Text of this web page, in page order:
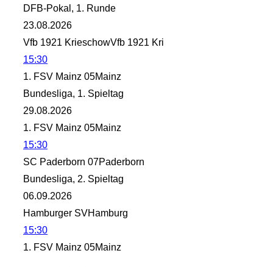
DFB-Pokal, 1. Runde
23.08.2026
Vfb 1921 KrieschowVfb 1921 Kri
15:30
1. FSV Mainz 05Mainz
Bundesliga, 1. Spieltag
29.08.2026
1. FSV Mainz 05Mainz
15:30
SC Paderborn 07Paderborn
Bundesliga, 2. Spieltag
06.09.2026
Hamburger SVHamburg
15:30
1. FSV Mainz 05Mainz